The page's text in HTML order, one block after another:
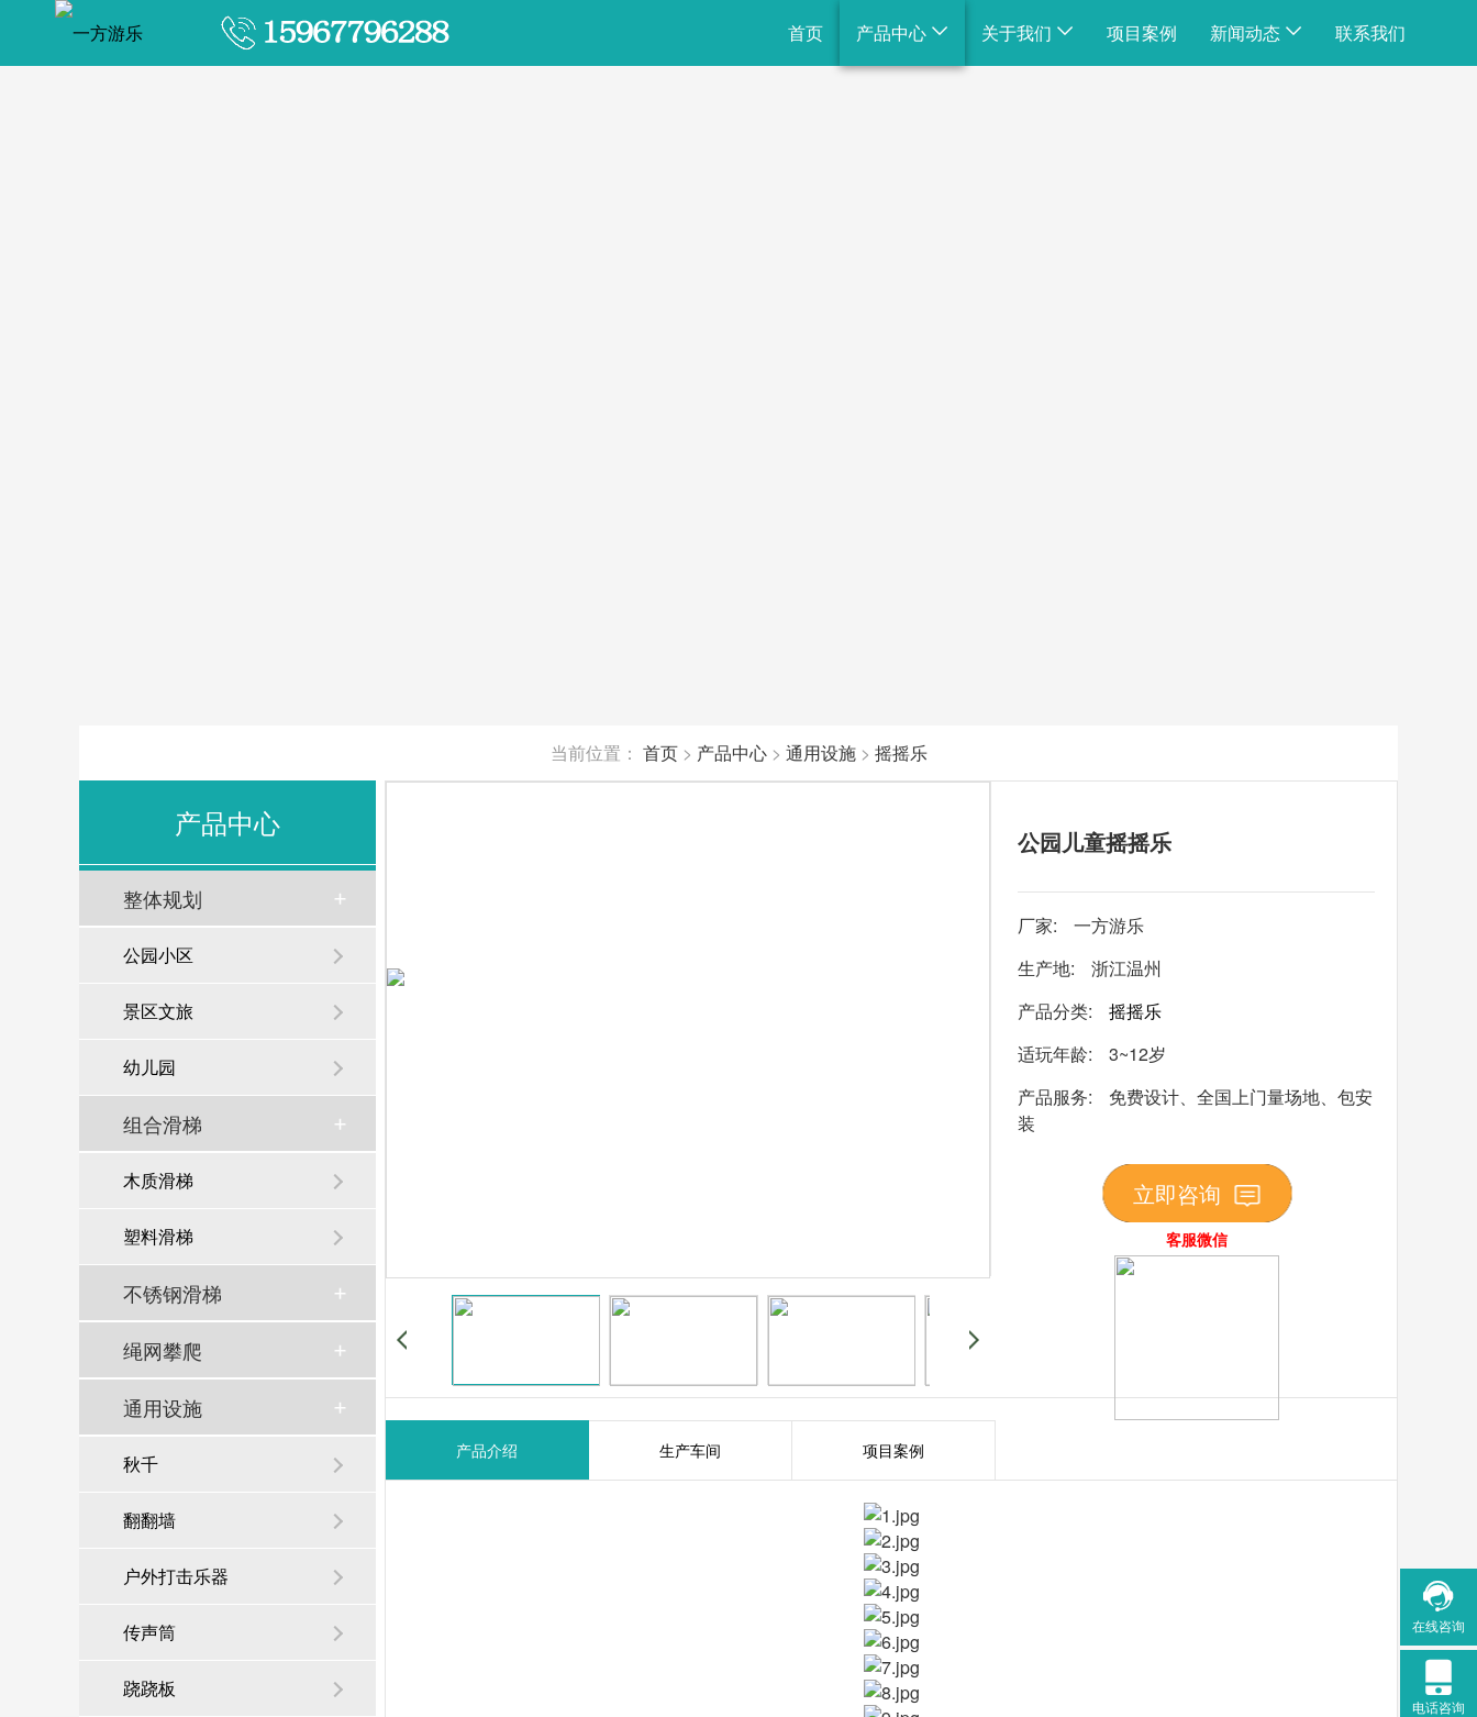
首页 产品中心 关于我们 项目案例 新闻动态 联系我们

在线咨询

电话咨询
当前位置： 首页> 产品中心> 通用设施> 摇摇乐
产品中心
整体规划
公园小区
景区文旅
幼儿园
组合滑梯
木质滑梯
塑料滑梯
不锈钢滑梯
绳网攀爬
通用设施
秋千
翻翻墙
户外打击乐器
传声筒
跷跷板
公园儿童摇摇乐
厂家:
一方游乐
生产地:
浙江温州
产品分类:
摇摇乐
适玩年龄:
3~12岁
产品服务:
免费设计、全国上门量场地、包安
装
立即咨询
客服微信
产品介绍 生产车间 项目案例